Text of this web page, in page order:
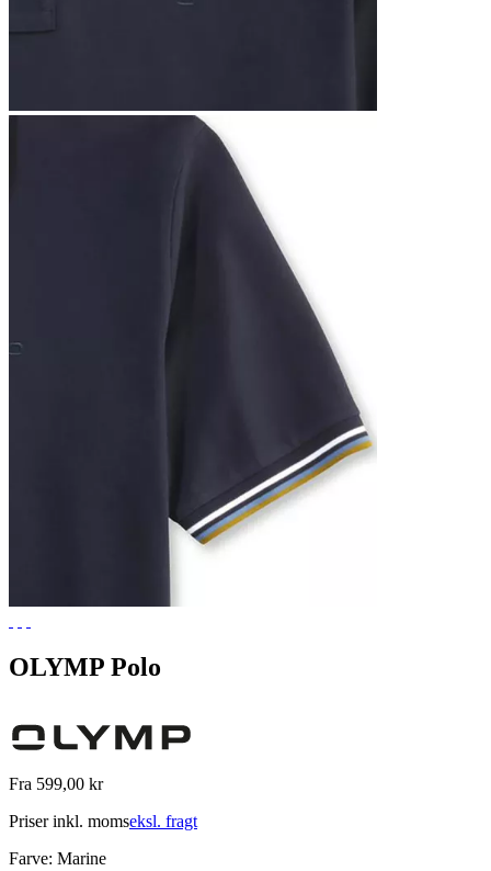
OLYMP Polo
Fra 599,00 kr
Priser inkl. momseksl. fragt
Farve: Marine